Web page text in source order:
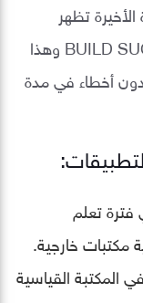
تظهر
الرسالة: BUILD SUCCESSFUL in 3s وهذا
أخطاء في مدة
فترة تعلم
مكتبات خارجية.
المكتبة القياسية